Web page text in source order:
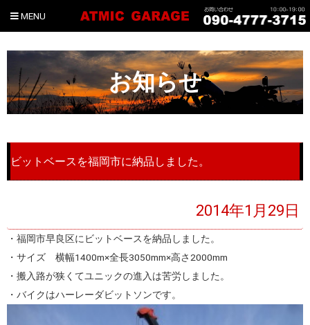
MENU
お知らせ
ビットベースを福岡市に納品しました。
2014年1月29日
・福岡市早良区にビットベースを納品しました。
・サイズ 横幅1400m×全長3050mm×高さ2000mm
・搬入路が狭くてユニックの進入は苦労しました。
・バイクはハーレーダビットソンです。